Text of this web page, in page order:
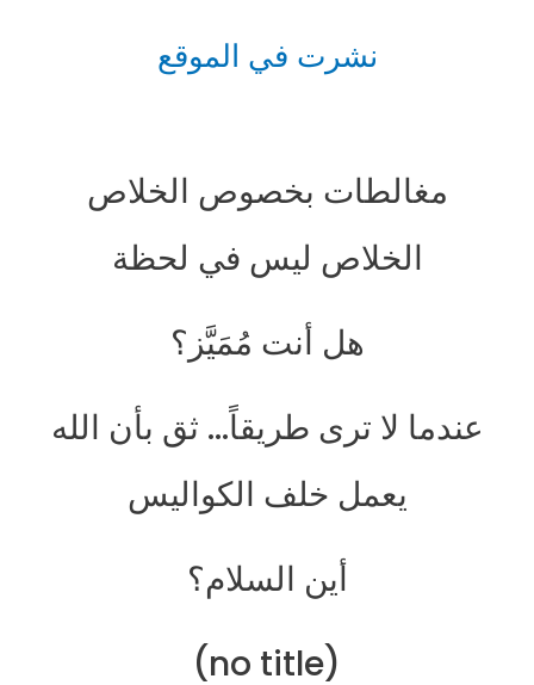
نشرت في الموقع
مغالطات بخصوص الخلاص
الخلاص ليس في لحظة
هل أنت مُمَيَّز؟
عندما لا ترى طريقاً… ثق بأن الله
يعمل خلف الكواليس
أين السلام؟
(no title)